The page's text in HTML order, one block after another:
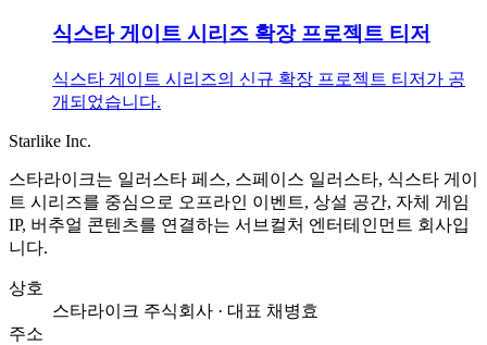
식스타 게이트 시리즈 확장 프로젝트 티저
식스타 게이트 시리즈의 신규 확장 프로젝트 티저가 공
개되었습니다.
Starlike Inc.
스타라이크는 일러스타 페스, 스페이스 일러스타, 식스타 게이
트 시리즈를 중심으로 오프라인 이벤트, 상설 공간, 자체 게임
IP, 버추얼 콘텐츠를 연결하는 서브컬처 엔터테인먼트 회사입
니다.
상호
스타라이크 주식회사 · 대표 채병효
주소